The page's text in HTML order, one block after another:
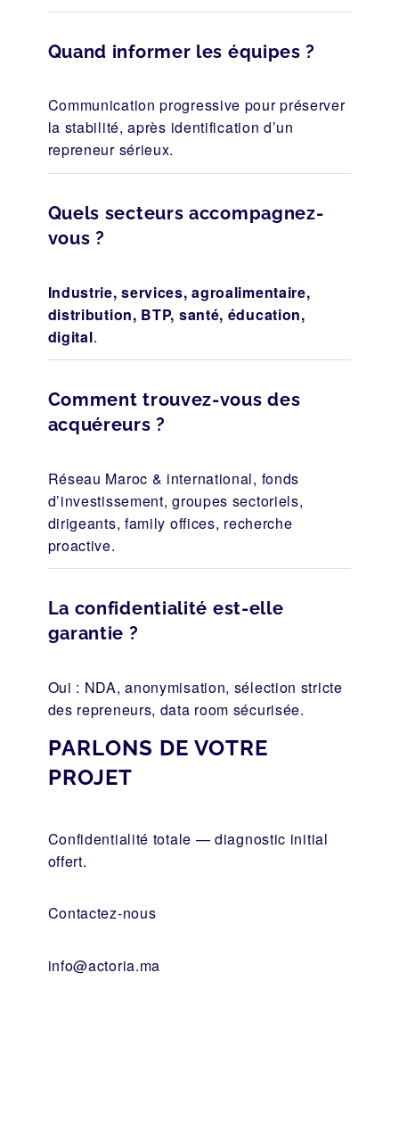
Quand informer les équipes ?
Communication progressive pour préserver
la stabilité, après identification d’un
repreneur sérieux.
Quels secteurs accompagnez-
vous ?
Industrie, services, agroalimentaire,
distribution, BTP, santé, éducation,
digital.
Comment trouvez-vous des
acquéreurs ?
Réseau Maroc & international, fonds
d’investissement, groupes sectoriels,
dirigeants, family offices, recherche
proactive.
La confidentialité est-elle
garantie ?
Oui : NDA, anonymisation, sélection stricte
des repreneurs, data room sécurisée.
PARLONS DE VOTRE
PROJET
Confidentialité totale — diagnostic initial
offert.
Contactez-nous
info@actoria.ma